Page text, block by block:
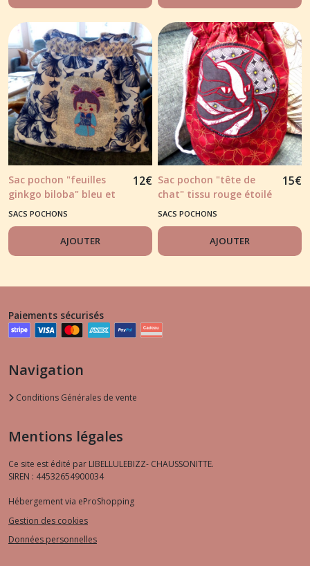
Sac pochon "feuilles
ginkgo biloba" bleu et
kokeshi brodée
12€
SACS POCHONS
AJOUTER
Sac pochon "tête de
chat" tissu rouge étoilé
et notes dorures
15€
SACS POCHONS
AJOUTER
Paiements sécurisés
Navigation
Conditions Générales de vente
Mentions légales
Ce site est édité par LIBELLULEBIZZ- CHAUSSONITTE.
SIREN : 44532654900034
Hébergement via eProShopping
Gestion des cookies
Données personnelles